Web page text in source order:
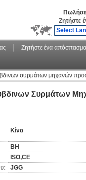
Ζητήστε
Select
Ζητήστε ένα απόσπασμα
συρμάτων μηχανών
Συρμάτων
Κίνα
BH
ISO,CE
JGG